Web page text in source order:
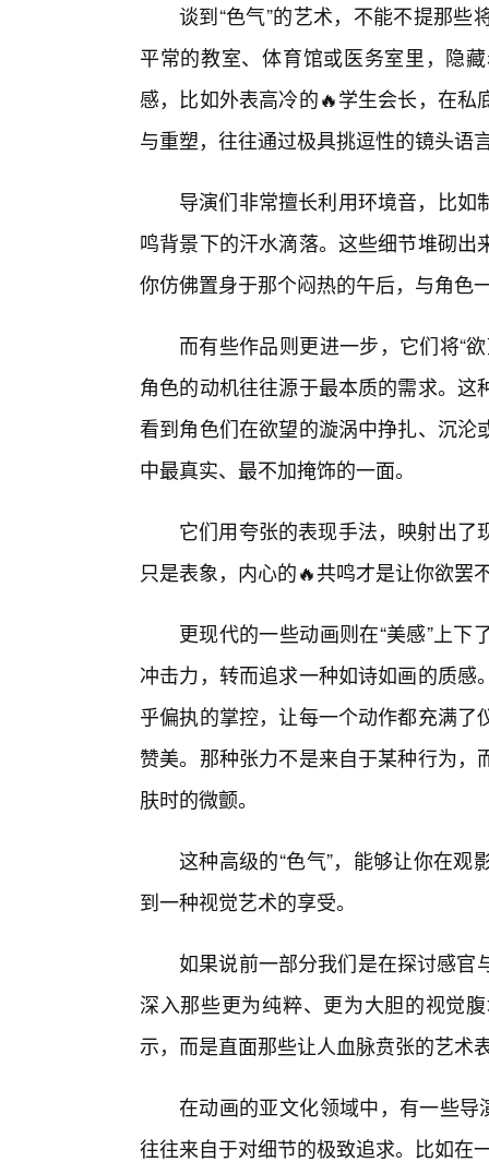
谈到“色气”的艺术，不能不提那
平常的教室、体育馆或医务室里，隐
感，比如外表高冷的🔥学生会长，在
与重塑，往往通过极具挑逗性的镜头语
导演们非常擅长利用环境音，比
鸣背景下的汗水滴落。这些细节堆砌
你仿佛置身于那个闷热的午后，与角色
而有些作品则更进一步，它们将“
角色的动机往往源于最本质的需求。
看到角色们在欲望的漩涡中挣扎、沉
中最真实、最不加掩饰的一面。
它们用夸张的表现手法，映射出
只是表象，内心的🔥共鸣才是让你欲罢
更现代的一些动画则在“美感”上
冲击力，转而追求一种如诗如画的质
乎偏执的掌控，让每一个动作都充满
赞美。那种张力不是来自于某种行为
肤时的微颤。
这种高级的“色气”，能够让你在
到一种视觉艺术的享受。
如果说前一部分我们是在探讨感官
深入那些更为纯粹、更为大胆的视觉
示，而是直面那些让人血脉贲张的艺术
在动画的亚文化领域中，有一些导
往往来自于对细节的极致追求。比如在